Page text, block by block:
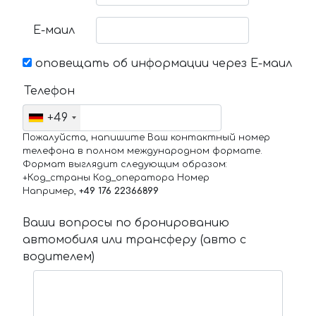
Е-маил
оповещать об информации через Е-маил
Телефон
+49
Пожалуйста, напишите Ваш контактный номер
телефона в полном международном формате.
Формат выглядит следующим образом:
+Код_страны Код_оператора Номер
Например, +49 176 22366899
Ваши вопросы по бронированию
автомобиля или трансферу (авто с
водителем)